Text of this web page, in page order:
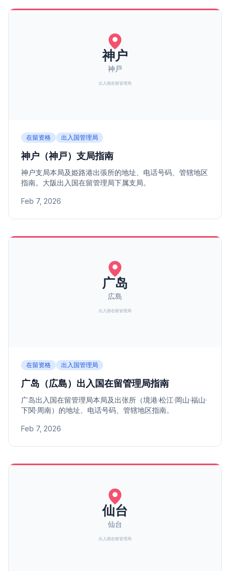
在留资格 出入国管理局
神户（神戸）支局指南
神户支局本局及姫路港出張所的地址、电话号码、管辖地区
指南。大阪出入国在留管理局下属支局。
Feb 7, 2026
在留资格 出入国管理局
广岛（広島）出入国在留管理局指南
广岛出入国在留管理局本局及出张所（境港·松江·岡山·福山·
下関·周南）的地址、电话号码、管辖地区指南。
Feb 7, 2026